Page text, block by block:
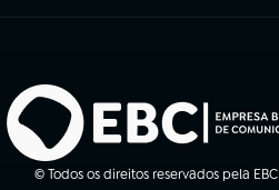
© Todos os direitos reservados pela EBC